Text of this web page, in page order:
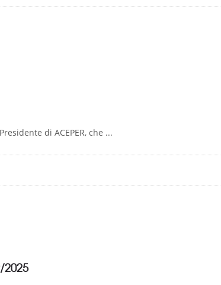
di ACEPER, che ...
2025